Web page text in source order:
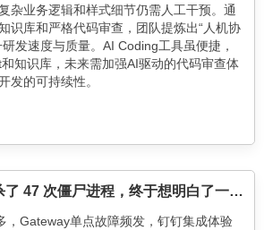
杂业务逻辑和样式细节仍需人工干预。通
识库和严格代码审查，团队提炼出“人机协
发速度与质量。AI Coding工具虽便捷，
知识库，未来需加强AI驱动的代码审查体
发的可持续性。
我给 OpenClaw 杀了 47 次僵尸进程，终于想明白了一些事
，Gateway单点故障频发，钉钉集成体验